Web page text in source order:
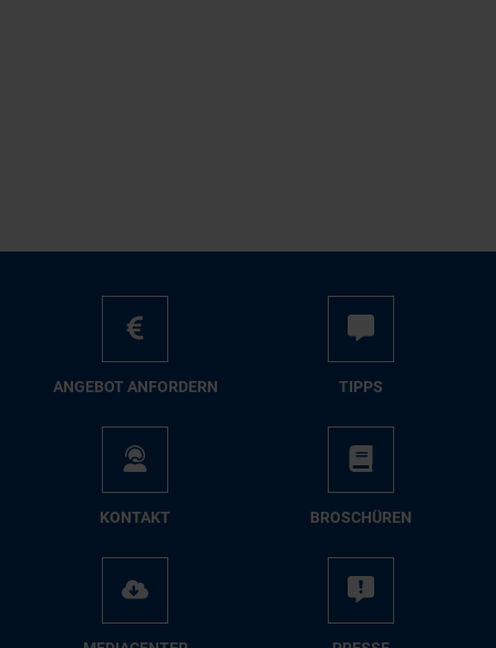
AN­GE­BOT AN­FOR­DERN TIPPS
KON­TAKT BRO­SCHÜ­REN